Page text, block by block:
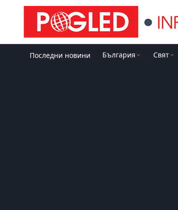
Последни новини България Свят